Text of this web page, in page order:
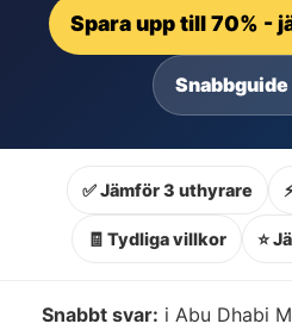
Spara upp till 70% -
✅ Jämför 3 uthyrare
🧾 Tydliga villkor ⭐
Snabbt svar: i Abu Dhabi